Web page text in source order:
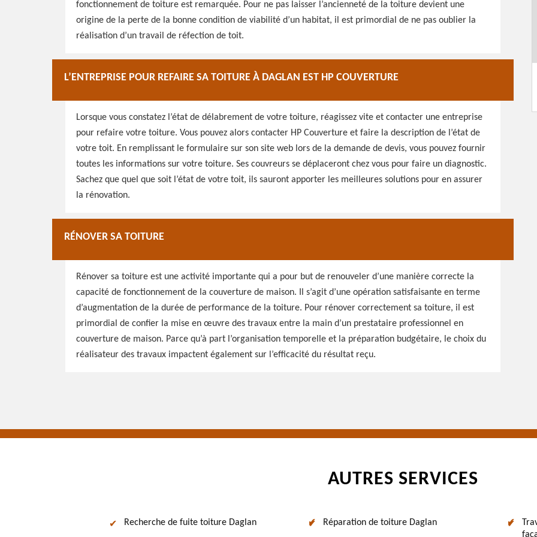
fonctionnement de toiture est remarquée. Pour ne pas laisser l’ancienneté de la toiture devient une
origine de la perte de la bonne condition de viabilité d’un habitat, il est primordial de ne pas oublier la
réalisation d’un travail de réfection de toit.
L’ENTREPRISE POUR REFAIRE SA TOITURE À DAGLAN EST HP COUVERTURE
Lorsque vous constatez l’état de délabrement de votre toiture, réagissez vite et contacter une entreprise
pour refaire votre toiture. Vous pouvez alors contacter HP Couverture et faire la description de l’état de
votre toit. En remplissant le formulaire sur son site web lors de la demande de devis, vous pouvez fournir
toutes les informations sur votre toiture. Ses couvreurs se déplaceront chez vous pour faire un diagnostic.
Sachez que quel que soit l’état de votre toit, ils sauront apporter les meilleures solutions pour en assurer
la rénovation.
RÉNOVER SA TOITURE
Rénover sa toiture est une activité importante qui a pour but de renouveler d’une manière correcte la
capacité de fonctionnement de la couverture de maison. Il s’agit d’une opération satisfaisante en terme
d’augmentation de la durée de performance de la toiture. Pour rénover correctement sa toiture, il est
primordial de confier la mise en œuvre des travaux entre la main d’un prestataire professionnel en
couverture de maison. Parce qu’à part l’organisation temporelle et la préparation budgétaire, le choix du
réalisateur des travaux impactent également sur l’efficacité du résultat reçu.
AUTRES SERVICES
Recherche de fuite toiture Daglan Réparation de toiture Daglan